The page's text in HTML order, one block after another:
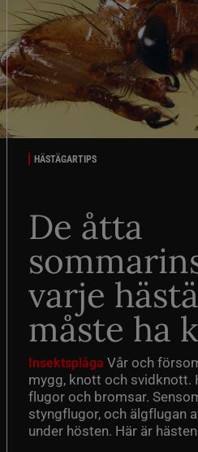
HÄSTÄGARTIPS
De åtta
varje
måste ha
Insektsplåga Vår och
mygg, knott och svidknott.
flugor och bromsar.
styngflugor, och älgflugan
under hösten. Här är